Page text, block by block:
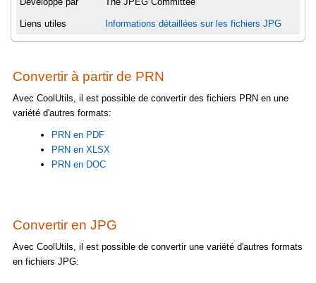
Liens utiles Informations détaillées sur les fichiers JPG
Convertir à partir de PRN
Avec CoolUtils, il est possible de convertir des fichiers PRN en une
variété d'autres formats:
PRN en PDF
PRN en XLSX
PRN en DOC
Convertir en JPG
Avec CoolUtils, il est possible de convertir une variété d'autres formats
en fichiers JPG: